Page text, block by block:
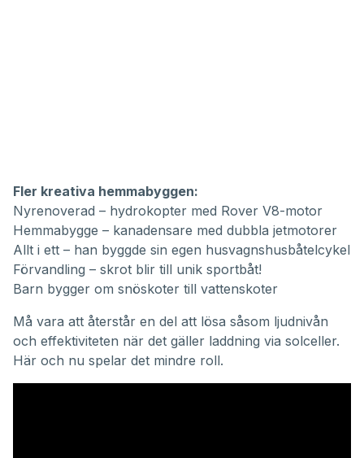
Fler kreativa hemmabyggen:
Nyrenoverad – hydrokopter med Rover V8-motor
Hemmabygge – kanadensare med dubbla jetmotorer
Allt i ett – han byggde sin egen husvagnshusbåtelcykel
Förvandling – skrot blir till unik sportbåt!
Barn bygger om snöskoter till vattenskoter
Må vara att återstår en del att lösa såsom ljudnivån
och effektiviteten när det gäller laddning via solceller.
Här och nu spelar det mindre roll.